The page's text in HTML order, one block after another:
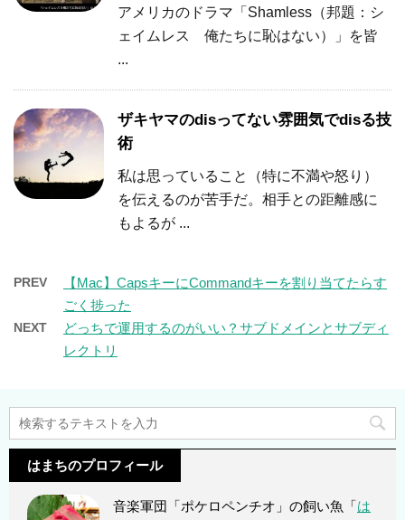
アメリカのドラマ「Shamless（邦題：シ
ェイムレス 俺たちに恥はない）」を皆
...
ザキヤマのdisってない雰囲気でdisる技
術
私は思っていること（特に不満や怒り）
を伝えるのが苦手だ。相手との距離感に
もよるが ...
PREV
【Mac】CapsキーにCommandキーを割り当てたらす
ごく捗った
NEXT
どっちで運用するのがいい？サブドメインとサブディ
レクトリ
はまちのプロフィール
音楽軍団「ポケロペンチオ」の飼い魚「は